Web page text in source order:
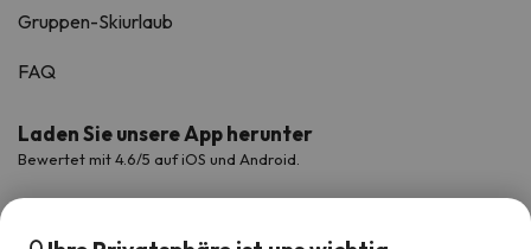
Gruppen-Skiurlaub
FAQ
Laden Sie unsere App herunter
Bewertet mit 4.6/5 auf iOS und Android.